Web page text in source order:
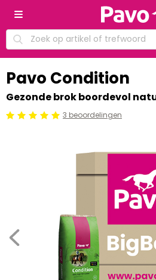
Pavo Condition
Gezonde brok boordevol
Beoordeling: 5/5 3 beoordelingen